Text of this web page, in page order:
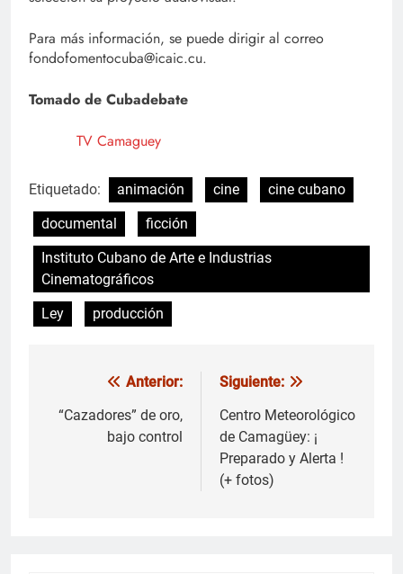
Para más información, se puede dirigir al correo
fondofomentocuba@icaic.cu.
Tomado de Cubadebate
TV Camaguey
Etiquetado: animación cine
cine cubano
documental
ficción
Instituto Cubano de Arte e Industrias
Cinematográficos
Ley
producción
Navegación
de
entradas
Anterior:
“Cazadores” de oro,
bajo control
Siguiente:
Centro Meteorológico
de Camagüey: ¡
Preparado y Alerta !
(+ fotos)